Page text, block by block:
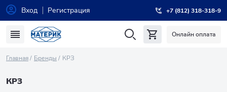
Вход Регистрация +7 (812) 318-318-9
Онлайн оплата
Главная Бренды КРЗ
КРЗ